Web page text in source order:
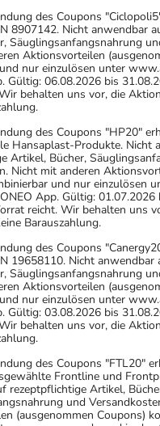
des Coupons
8907142. Nicht anwendbar
Säuglingsanfangsnahrung
Aktionsvorteilen
nur einzulösen unter
Gültig: 06.08.2026 bis
behalten uns vor, die
des Coupons "HP20"
Hansaplast-Produkte. Nicht
Artikel, Bücher,
Nicht mit anderen
und nur einzulösen
App. Gültig: 01.07.2026
reicht. Wir behalten uns
Barauszahlung.
des Coupons
19658110. Nicht anwendbar
Säuglingsanfangsnahrung
Aktionsvorteilen
nur einzulösen unter
Gültig: 03.08.2026 bis
behalten uns vor, die
des Coupons "FTL20"
Frontline und
rezeptpflichtige Artikel,
und
(ausgenommen Coupons)